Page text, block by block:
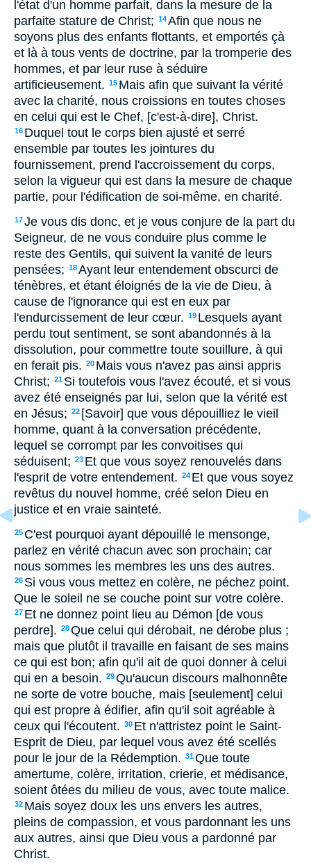
l'état d'un homme parfait, dans la mesure de la
parfaite stature de Christ; 14Afin que nous ne
soyons plus des enfants flottants, et emportés çà
et là à tous vents de doctrine, par la tromperie des
hommes, et par leur ruse à séduire
artificieusement. 15 Mais afin que suivant la vérité
avec la charité, nous croissions en toutes choses
en celui qui est le Chef, [c'est-à-dire], Christ.
16 Duquel tout le corps bien ajusté et serré
ensemble par toutes les jointures du
fournissement, prend l'accroissement du corps,
selon la vigueur qui est dans la mesure de chaque
partie, pour l'édification de soi-même, en charité.
17Je vous dis donc, et je vous conjure de la part du
Seigneur, de ne vous conduire plus comme le
reste des Gentils, qui suivent la vanité de leurs
pensées; 18Ayant leur entendement obscurci de
ténèbres, et étant éloignés de la vie de Dieu, à
cause de l'ignorance qui est en eux par
l'endurcissement de leur cœur. 19 Lesquels ayant
perdu tout sentiment, se sont abandonnés à la
dissolution, pour commettre toute souillure, à qui
en ferait pis. 20 Mais vous n'avez pas ainsi appris
Christ; 21 Si toutefois vous l'avez écouté, et si vous
avez été enseignés par lui, selon que la vérité est
en Jésus; 22 [Savoir] que vous dépouilliez le vieil
homme, quant à la conversation précédente,
lequel se corrompt par les convoitises qui
séduisent; 23 Et que vous soyez renouvelés dans
l'esprit de votre entendement. 24 Et que vous soyez
revêtus du nouvel homme, créé selon Dieu en
justice et en vraie sainteté.
25 C'est pourquoi ayant dépouillé le mensonge,
parlez en vérité chacun avec son prochain; car
nous sommes les membres les uns des autres.
26 Si vous vous mettez en colère, ne péchez point.
Que le soleil ne se couche point sur votre colère.
27 Et ne donnez point lieu au Démon [de vous
perdre]. 28Que celui qui dérobait, ne dérobe plus ;
mais que plutôt il travaille en faisant de ses mains
ce qui est bon; afin qu'il ait de quoi donner à celui
qui en a besoin. 29Qu'aucun discours malhonnête
ne sorte de votre bouche, mais [seulement] celui
qui est propre à édifier, afin qu'il soit agréable à
ceux qui l'écoutent. 30 Et n'attristez point le Saint-
Esprit de Dieu, par lequel vous avez été scellés
pour le jour de la Rédemption. 31Que toute
amertume, colère, irritation, crierie, et médisance,
soient ôtées du milieu de vous, avec toute malice.
32 Mais soyez doux les uns envers les autres,
pleins de compassion, et vous pardonnant les uns
aux autres, ainsi que Dieu vous a pardonné par
Christ.